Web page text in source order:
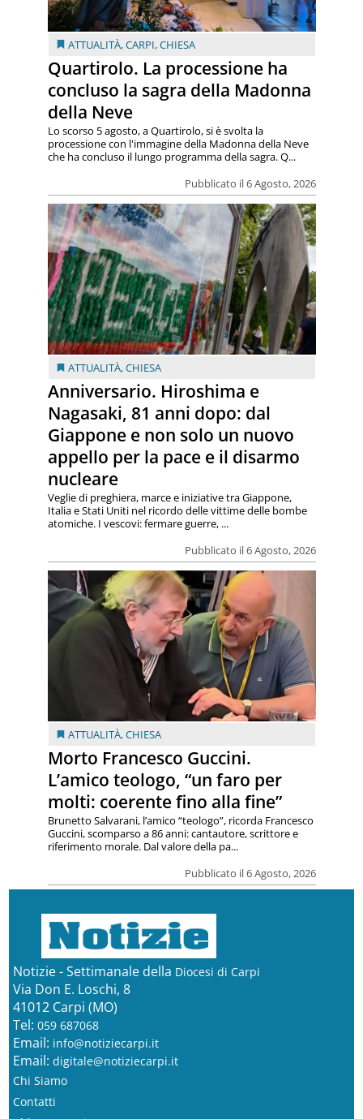
ATTUALITÀ,CARPI,CHIESA
Quartirolo. La processione ha
concluso la sagra della Madonna
della Neve
Pubblicato il 6 Agosto, 2026
Lo scorso 5 agosto, a Quartirolo, si è svolta la
processione con l'immagine della Madonna della Neve
che ha concluso il lungo programma della sagra. Q...
ATTUALITÀ,CHIESA
Anniversario. Hiroshima e
Nagasaki, 81 anni dopo: dal
Giappone e non solo un nuovo
appello per la pace e il disarmo
nucleare
Pubblicato il 6 Agosto, 2026
Veglie di preghiera, marce e iniziative tra Giappone,
Italia e Stati Uniti nel ricordo delle vittime delle bombe
atomiche. I vescovi: fermare guerre, ...
ATTUALITÀ,CHIESA
Morto Francesco Guccini.
L’amico teologo, “un faro per
molti: coerente fino alla fine”
Pubblicato il 6 Agosto, 2026
Brunetto Salvarani, l’amico “teologo”, ricorda Francesco
Guccini, scomparso a 86 anni: cantautore, scrittore e
riferimento morale. Dal valore della pa...
Notizie - Settimanale della Diocesi di Carpi
Via Don E. Loschi, 8
41012 Carpi (MO)
Tel: 059 687068
Email: info@notiziecarpi.it
Email: digitale@notiziecarpi.it
Chi Siamo
Contatti